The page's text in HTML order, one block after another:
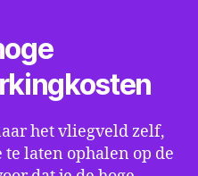
het vliegveld zelf,
laten ophalen op de